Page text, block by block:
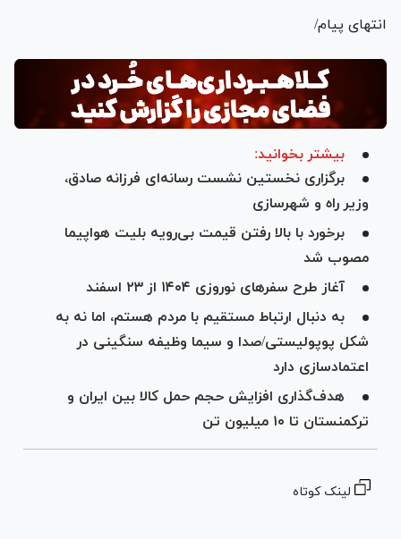
انتهای پیام/
بیشتر بخوانید:
برگزاری نخستین نشست رسانه‌ای فرزانه صادق،
وزیر راه و شهرسازی
برخورد با بالا رفتن قیمت بی‌رویه بلیت هواپیما
مصوب شد
آغاز طرح سفر‌های نوروزی ۱۴۰۴ از ۲۳ اسفند
به دنبال ارتباط مستقیم با مردم هستم، اما نه به
شکل پوپولیستی/صدا و سیما وظیفه سنگینی در
اعتمادسازی دارد
هدف‌گذاری افزایش حجم حمل کالا بین ایران و
ترکمنستان تا ۱۰ میلیون تن
لینک کوتاه